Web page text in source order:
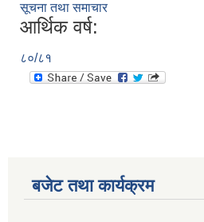
सूचना तथा समाचार
आर्थिक वर्ष:
८०/८१
बजेट तथा कार्यक्रम